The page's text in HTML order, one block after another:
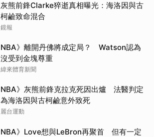
灰熊前鋒Clarke猝逝真相曝光：海洛因與古
柯鹼致命混合
鏡報
NBA》離開丹佛將成定局？ Watson認為
沒受到金塊尊重
緯來體育新聞
NBA》灰熊前鋒克拉克死因出爐 法醫判定
為海洛因與古柯鹼意外致死
麗台運動
NBA》Love想與LeBron再聚首 但有一定